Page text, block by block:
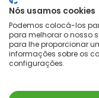
Nós usamos cookies
Podemos colocá-los
para melhorar o nosso
para lhe proporcionar
informações sobre os
configurações.